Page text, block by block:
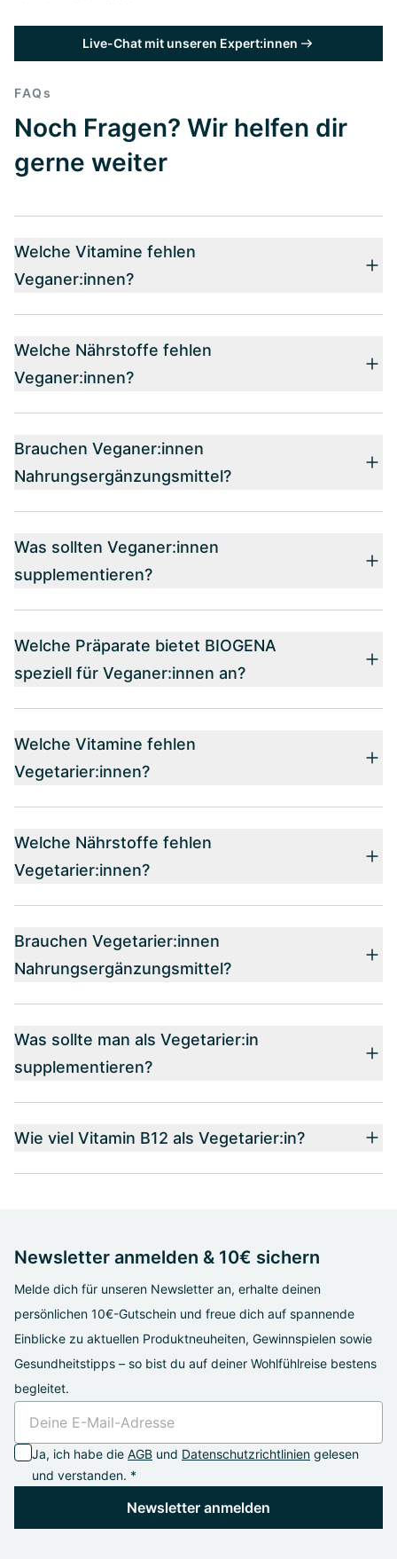
Live-Chat mit unseren Expert:innen
FAQs
Noch Fragen? Wir helfen dir
gerne weiter
Welche Vitamine fehlen
Veganer:innen?
Welche Nährstoffe fehlen
Veganer:innen?
Brauchen Veganer:innen
Nahrungsergänzungsmittel?
Was sollten Veganer:innen
supplementieren?
Welche Präparate bietet BIOGENA
speziell für Veganer:innen an?
Welche Vitamine fehlen
Vegetarier:innen?
Welche Nährstoffe fehlen
Vegetarier:innen?
Brauchen Vegetarier:innen
Nahrungsergänzungsmittel?
Was sollte man als Vegetarier:in
supplementieren?
Wie viel Vitamin B12 als Vegetarier:in?
Newsletter anmelden & 10€ sichern
Melde dich für unseren Newsletter an, erhalte deinen
persönlichen 10€-Gutschein und freue dich auf spannende
Einblicke zu aktuellen Produktneuheiten, Gewinnspielen sowie
Gesundheitstipps – so bist du auf deiner Wohlfühlreise bestens
begleitet.
Ja, ich habe die AGB und Datenschutzrichtlinien gelesen
und verstanden. *
Newsletter anmelden